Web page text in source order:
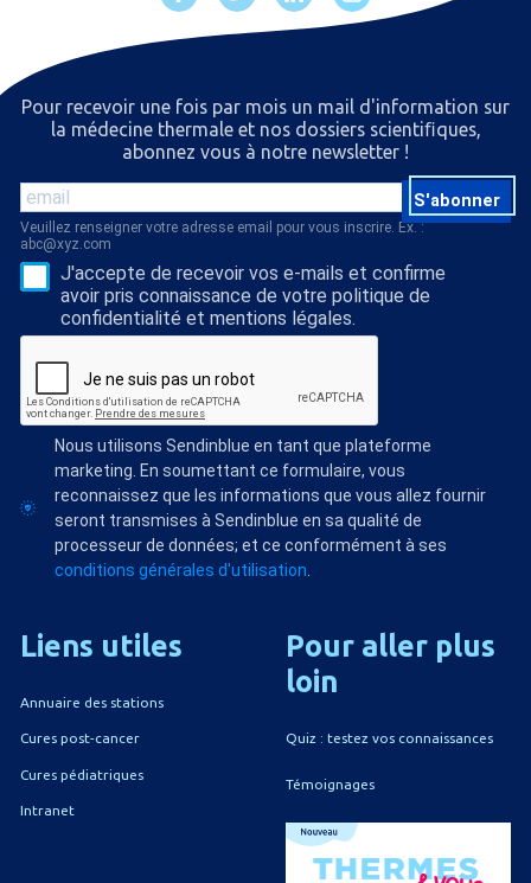
Pour recevoir une fois par mois un mail d'information sur
la médecine thermale et nos dossiers scientiﬁques,
abonnez vous à notre newsletter !
S'abonner
Veuillez renseigner votre adresse email pour vous inscrire. Ex. :
abc@xyz.com
J'accepte de recevoir vos e-mails et confirme
avoir pris connaissance de votre politique de
confidentialité et mentions légales.
Nous utilisons Sendinblue en tant que plateforme
marketing. En soumettant ce formulaire, vous
reconnaissez que les informations que vous allez fournir
seront transmises à Sendinblue en sa qualité de
processeur de données; et ce conformément à ses
conditions générales d'utilisation
Liens utiles
Annuaire des stations
Cures post-cancer
Cures pédiatriques
Intranet
Pour aller plus
loin
Quiz : testez vos connaissances
Témoignages